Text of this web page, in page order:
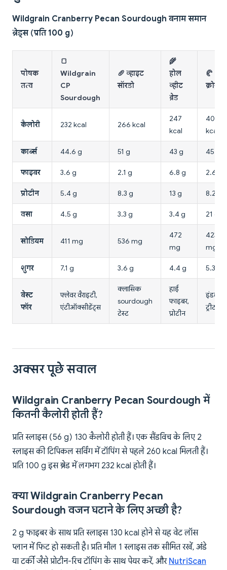
Wildgrain Cranberry Pecan Sourdough बनाम समान
ब्रेड्स (प्रति 100 g)
पोषक
तत्व
🍞
Wildgrain
CP
Sourdough
🥖 व्हाइट
सॉरडो
🌾
होल
व्हीट
ब्रेड
🥐
क्रोसों
कैलोरी 232 kcal 266 kcal
247
kcal
406
kcal
कार्ब्स 44.6 g 51 g 43 g 45 g
फाइबर 3.6 g 2.1 g 6.8 g 2.6 g
प्रोटीन 5.4 g 8.3 g 13 g 8.2 g
वसा 4.5 g 3.3 g 3.4 g 21 g
सोडियम 411 mg 536 mg
472
mg
423
mg
शुगर 7.1 g 3.6 g 4.4 g 5.3 g
बेस्ट
फॉर
फ्लेवर वैराइटी,
एंटीऑक्सीडेंट्स
क्लासिक
sourdough
टेस्ट
हाई
फाइबर,
प्रोटीन
इंडल्जेंट
ट्रीट
अक्सर पूछे सवाल
Wildgrain Cranberry Pecan Sourdough में
कितनी कैलोरी होती हैं?
प्रति स्लाइस (56 g) 130 कैलोरी होती हैं। एक सैंडविच के लिए 2
स्लाइस की टिपिकल सर्विंग में टॉपिंग से पहले 260 kcal मिलती हैं।
प्रति 100 g इस ब्रेड में लगभग 232 kcal होती हैं।
क्या Wildgrain Cranberry Pecan
Sourdough वजन घटाने के लिए अच्छी है?
2 g फाइबर के साथ प्रति स्लाइस 130 kcal होने से यह वेट लॉस
प्लान में फिट हो सकती है। प्रति मील 1 स्लाइस तक सीमित रखें, अंडे
या टर्की जैसे प्रोटीन-रिच टॉपिंग के साथ पेयर करें, और NutriScan